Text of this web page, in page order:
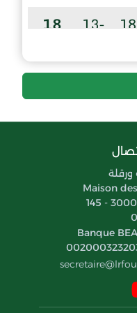
18
-13
18
17
-17
10
18
-23
10
ورقلة
Maison
145 -
Banque